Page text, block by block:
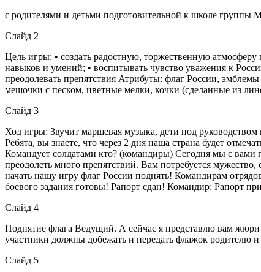
с родителями и детьми подготовительной к школе группы
Слайд 2
Цель игры: • создать радостную, торжественную атмосферу
навыков и умений; • воспитывать чувство уважения к
преодолевать препятствия Атрибуты: флаг России,
мешочки с песком, цветные мелки, кочки (сделанные из
Слайд 3
Ход игры: Звучит маршевая музыка, дети под
Ребята, вы знаете, что через 2 дня наша страна будет
Командует солдатами кто? (командиры) Сегодня мы с
преодолеть много препятствий. Вам потребуется
начать нашу игру флаг России поднять! Командирам
боевого задания готовы! Рапорт сдан! Командир: Рапорт
Слайд 4
Поднятие флага Ведущий. А сейчас я представлю вам
участники должны добежать и передать флажок родителю и
Слайд 5